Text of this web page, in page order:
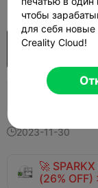
134
2023-11-30
🚀
(26%
чтобы
для себя
Creality Cloud!